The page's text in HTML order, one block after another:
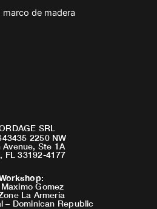
de madera
SRL
2250 NW
Avenue, Ste 1A
FL 33192-4177
:
Gomez
La Armeria
– Dominican Republic